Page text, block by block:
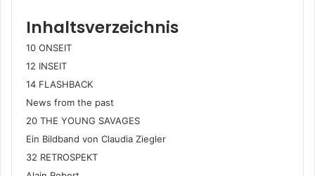
Inhaltsverzeichnis
10 ONSEIT
12 INSEIT
14 FLASHBACK
News from the past
20 THE YOUNG SAVAGES
Ein Bildband von Claudia Ziegler
32 RETROSPEKT